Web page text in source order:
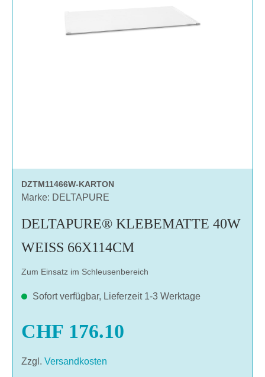
DZTM11466W-KARTON
Marke: DELTAPURE
DELTAPURE® KLEBEMATTE 40W
WEISS 66X114CM
Zum Einsatz im Schleusenbereich
Sofort verfügbar, Lieferzeit 1-3 Werktage
CHF 176.10
Zzgl. Versandkosten